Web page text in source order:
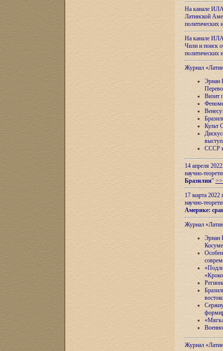
На канале
Латинской
На канале
Чили и поиск
Журнал
Эрнан
Визит
Культ
СССР и
14 апреля
научно-
Бразилии"
17 марта 2022
научно-
Америке:
Журнал
Эрнан
Журнал